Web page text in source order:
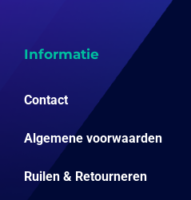
Informatie
Contact
Algemene voorwaarden
Ruilen & Retourneren